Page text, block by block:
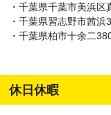
・千葉県千葉市美浜区
・千葉県習志野市茜浜
・千葉県柏市十余二
・千葉県市川市田尻1-
・千葉県市川市塩浜3-
休日休暇